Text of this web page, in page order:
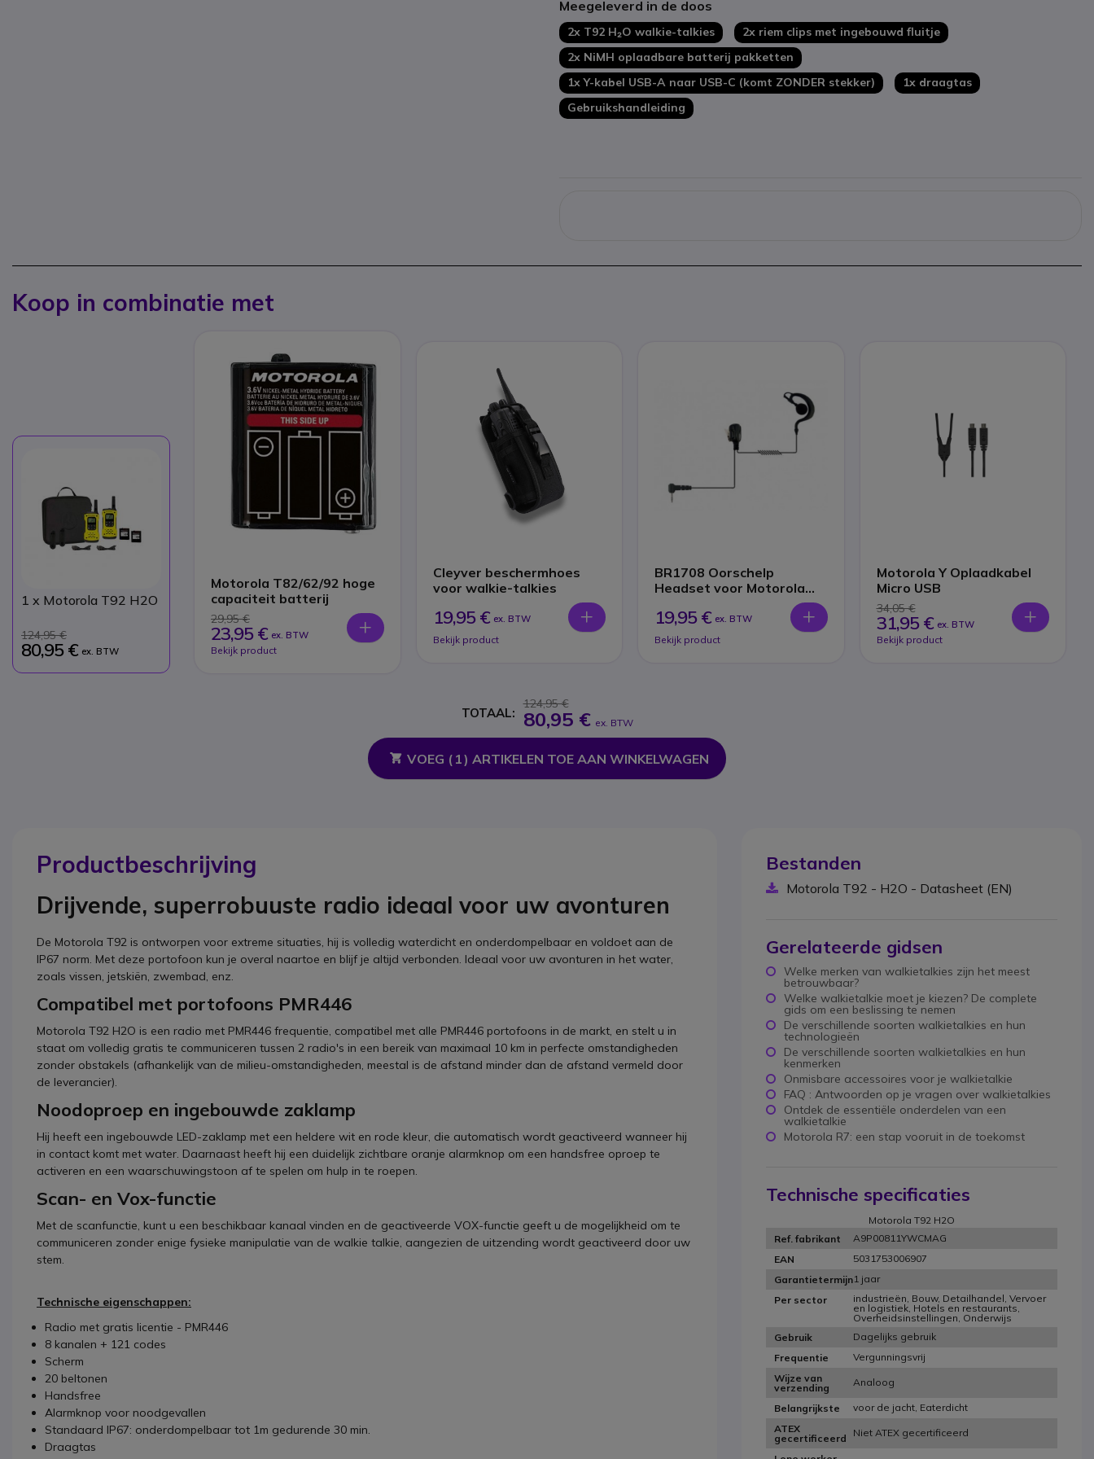
Meegeleverd in de doos
2x T92 H₂O walkie-talkies
2x riem clips met ingebouwd fluitje
2x NiMH oplaadbare batterij pakketten
1xY-kabel USB-A naar USB-C (komt ZONDER stekker)
1x draagtas
Gebruikshandleiding
Koop in combinatie met
1 x Motorola T92 H2O
124,95 €
80,95 € ex. BTW
Motorola T82/62/92 hoge
capaciteit batterij
29,95 €
23,95 € ex. BTW
Bekijk product
Cleyver beschermhoes
voor walkie-talkies
19,95 € ex. BTW
Bekijk product
BR1708 Oorschelp
Headset voor Motorola
19,95 € ex. BTW
Bekijk product
Motorola Y Oplaadkabel
Micro USB
34,05 €
31,95 € ex. BTW
Bekijk product
TOTAAL:
124,95 €
80,95 € ex. BTW
VOEG ( 1) ARTIKELEN TOE AAN WINKELWAGEN
Productbeschrijving
Drijvende, superrobuuste radio ideaal voor uw avonturen
De Motorola T92 is ontworpen voor extreme situaties, hij is volledig waterdicht en onderdompelbaar en voldoet aan de
IP67 norm. Met deze portofoon kun je overal naartoe en blijf je altijd verbonden. Ideaal voor uw avonturen in het water,
zoals vissen, jetskiën, zwembad, enz.
Compatibel met portofoons PMR446
Motorola T92 H2O is een radio met PMR446 frequentie, compatibel met alle PMR446 portofoons in de markt, en stelt u in
staat om volledig gratis te communiceren tussen 2 radio's in een bereik van maximaal 10 km in perfecte omstandigheden
zonder obstakels (afhankelijk van de milieu-omstandigheden, meestal is de afstand minder dan de afstand vermeld door
de leverancier).
Noodoproep en ingebouwde zaklamp
Hij heeft een ingebouwde LED-zaklamp met een heldere wit en rode kleur, die automatisch wordt geactiveerd wanneer hij
in contact komt met water. Daarnaast heeft hij een duidelijk zichtbare oranje alarmknop om een handsfree oproep te
activeren en een waarschuwingstoon af te spelen om hulp in te roepen.
Scan- en Vox-functie
Met de scanfunctie, kunt u een beschikbaar kanaal vinden en de geactiveerde VOX-functie geeft u de mogelijkheid om te
communiceren zonder enige fysieke manipulatie van de walkie talkie, aangezien de uitzending wordt geactiveerd door uw
stem.
Technische eigenschappen:
Radio met gratis licentie - PMR446
8 kanalen + 121 codes
Scherm
20 beltonen
Handsfree
Alarmknop voor noodgevallen
Standaard IP67: onderdompelbaar tot 1m gedurende 30 min.
Draagtas
Bestanden
Motorola T92 - H2O - Datasheet (EN)
Gerelateerde gidsen
Welke merken van walkietalkies zijn het meest
betrouwbaar?
Welke walkietalkie moet je kiezen? De complete
gids om een beslissing te nemen
De verschillende soorten walkietalkies en hun
technologieën
De verschillende soorten walkietalkies en hun
kenmerken
Onmisbare accessoires voor je walkietalkie
FAQ : Antwoorden op je vragen over walkietalkies
Ontdek de essentiële onderdelen van een
walkietalkie
Motorola R7: een stap vooruit in de toekomst
Technische specificaties
Motorola T92 H2O
Ref. fabrikant
A9P00811YWCMAG
EAN
5031753006907
Garantietermijn1 jaar
Per sector
industrieën, Bouw, Detailhandel, Vervoer
en logistiek, Hotels en restaurants,
Overheidsinstellingen, Onderwijs
Gebruik
Dagelijks gebruik
Frequentie
Vergunningsvrij
Wijze van
verzending
Analoog
Belangrijkste
voor de jacht, Eaterdicht
ATEX
gecertificeerd
Niet ATEX gecertificeerd